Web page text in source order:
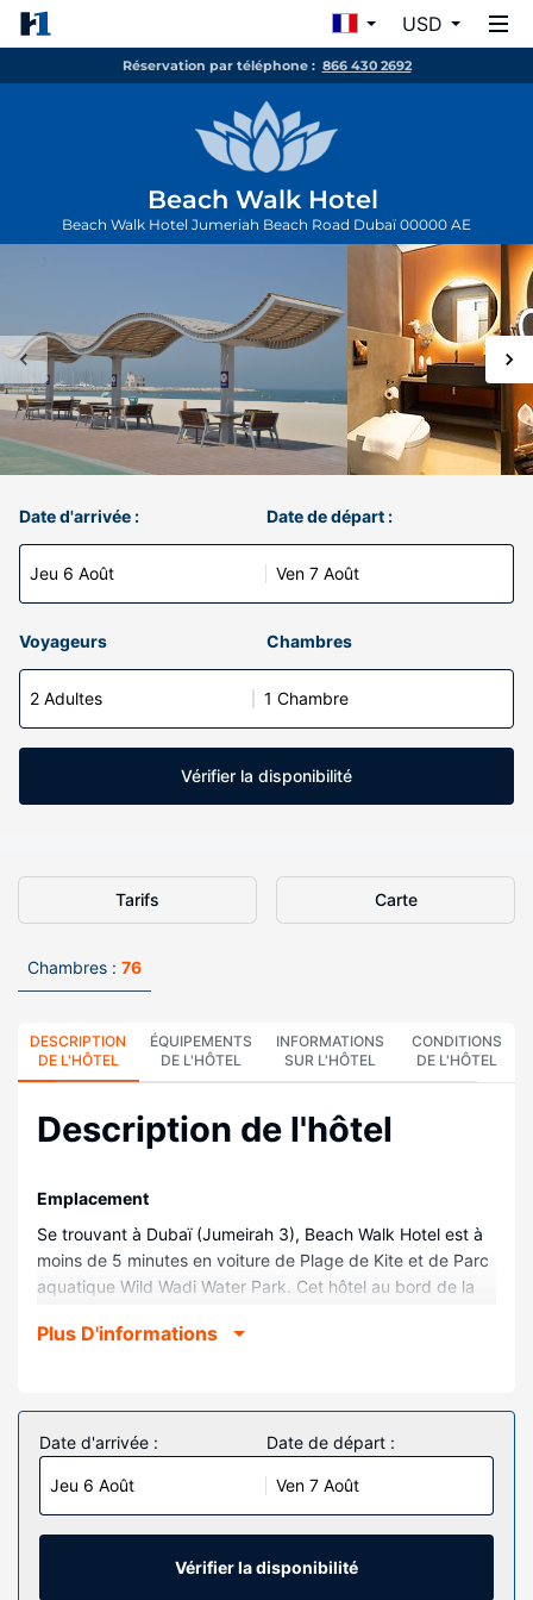
USD
Réservation par téléphone : 866 430 2692
Beach Walk Hotel
Beach Walk Hotel Jumeriah Beach Road Dubaï 00000 AE
Date d'arrivée :
Jeu 6 Août
Date de départ :
Ven 7 Août
Voyageurs Chambres
2 Adultes 1 Chambre
Vérifier la disponibilité
Tarifs Carte
Chambres : 76
DESCRIPTION
DE L'HÔTEL
ÉQUIPEMENTS
DE L'HÔTEL
INFORMATIONS
SUR L'HÔTEL
CONDITIONS
DE L'HÔTEL
Description de l'hôtel
Emplacement
Se trouvant à Dubaï (Jumeirah 3), Beach Walk Hotel est à
moins de 5 minutes en voiture de Plage de Kite et de Parc
aquatique Wild Wadi Water Park. Cet hôtel au bord de la
de Centre commercial Mercato.
Les 76 chambres climatisées de l'hébergement vous
invitent à la détente et comprennent un minibar et une
télévision LED. Votre chambre est dotée d'un lit Tempur-
Pedic. L'accès Wi-Fi à Internet gratuit vous permet de
rester en contact avec le reste du monde et votre
divertissement est assuré par des chaînes par satellite.
Une salle de bain privée avec une douche est à votre
disposition. Vous y trouvez également un pommeau de
Plus D'informations
Date d'arrivée :
Jeu 6 Août
Date de départ :
Ven 7 Août
Vérifier la disponibilité